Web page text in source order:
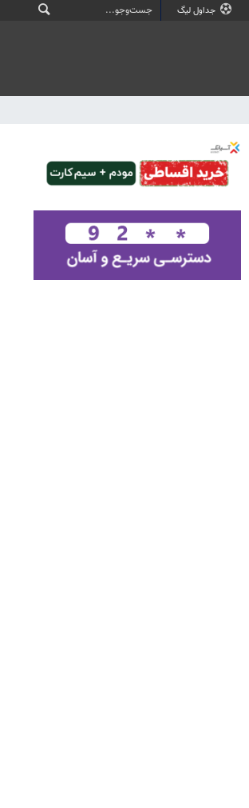
جداول لیگ